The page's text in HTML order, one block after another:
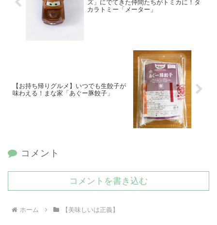
ズ」にでてきた仲間たちがトミカに！タ
カラトミー「メーター」
【お持ち帰りグルメ】いつでも生餃子が
味わえる！まな家「あぐー豚餃子」
コメント
コメントを書き込む
ホーム 【美味しいは正義】